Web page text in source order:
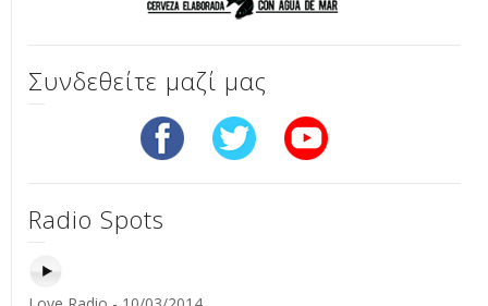
Συνδεθείτε μαζί μας
Radio Spots